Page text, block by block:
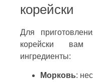
корейски
Для
корейски вам
ингредиенты:
Морковь: